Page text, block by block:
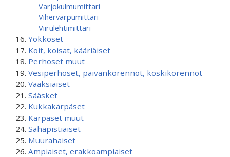
Varjokulmumittari
Vihervarpumittari
Viirulehtimittari
Yökköset
Koit, koisat, kääriäiset
Perhoset muut
Vesiperhoset, päivänkorennot, koskikorennot
Vaaksiaiset
Sääsket
Kukkakärpäset
Kärpäset muut
Sahapistiäiset
Muurahaiset
Ampiaiset, erakkoampiaiset